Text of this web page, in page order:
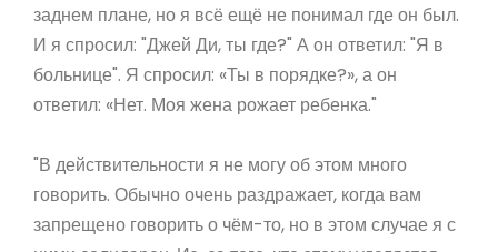
заднем плане, но я всё ещё не понимал где он был.
И я спросил: "Джей Ди, ты где?" А он ответил: "Я в
больнице". Я спросил: «Ты в порядке?», а он
ответил: «Нет. Моя жена рожает ребенка."
"В действительности я не могу об этом много
говорить. Обычно очень раздражает, когда вам
запрещено говорить о чём-то, но в этом случае я с